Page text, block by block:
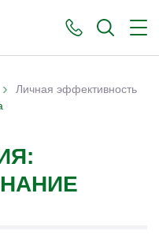
› Личная эффективность